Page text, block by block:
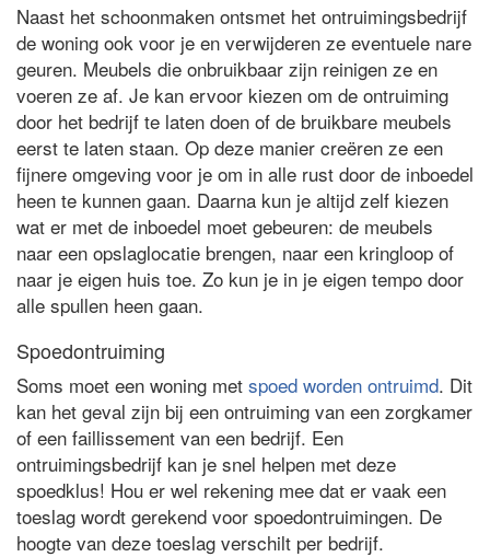
Naast het schoonmaken ontsmet het ontruimingsbedrijf
de woning ook voor je en verwijderen ze eventuele nare
geuren. Meubels die onbruikbaar zijn reinigen ze en
voeren ze af. Je kan ervoor kiezen om de ontruiming
door het bedrijf te laten doen of de bruikbare meubels
eerst te laten staan. Op deze manier creëren ze een
fijnere omgeving voor je om in alle rust door de inboedel
heen te kunnen gaan. Daarna kun je altijd zelf kiezen
wat er met de inboedel moet gebeuren: de meubels
naar een opslaglocatie brengen, naar een kringloop of
naar je eigen huis toe. Zo kun je in je eigen tempo door
alle spullen heen gaan.
Spoedontruiming
Soms moet een woning met spoed worden ontruimd. Dit
kan het geval zijn bij een ontruiming van een zorgkamer
of een faillissement van een bedrijf. Een
ontruimingsbedrijf kan je snel helpen met deze
spoedklus! Hou er wel rekening mee dat er vaak een
toeslag wordt gerekend voor spoedontruimingen. De
hoogte van deze toeslag verschilt per bedrijf.